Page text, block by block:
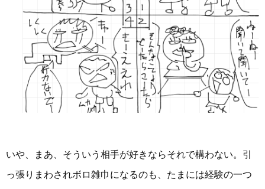
いや、まあ、そういう相手が好きならそれで構わない。引
っ張りまわされボロ雑巾になるのも、たまには経験の一つ